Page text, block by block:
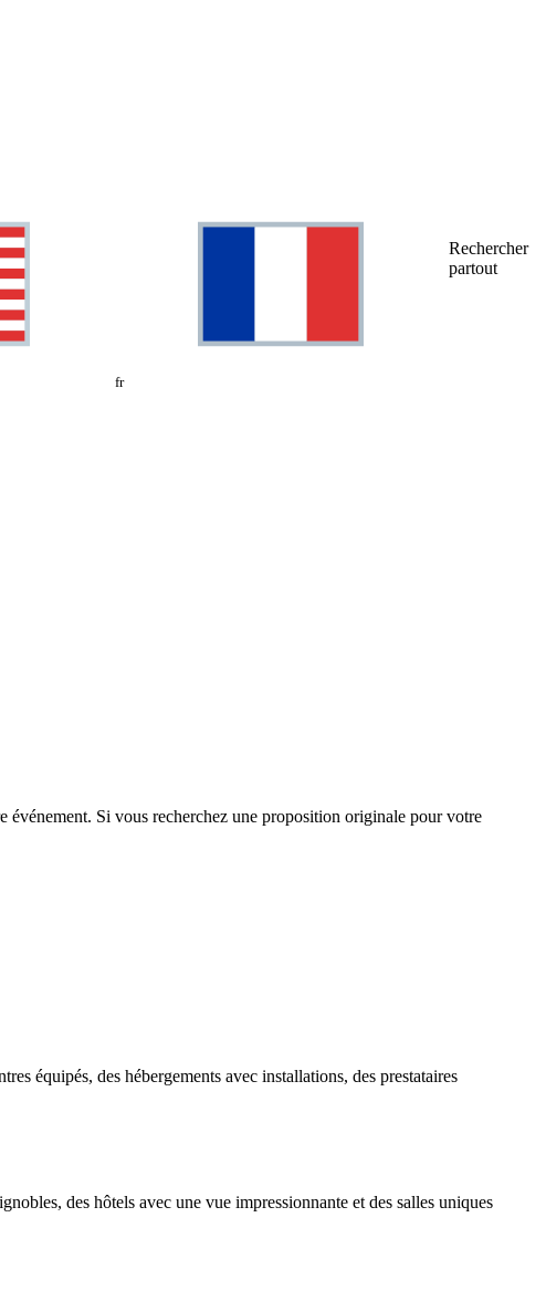
fr
Rechercher
partout
Si vous recherchez une proposition originale pour votre
équipés, des hébergements avec installations, des prestataires
des hôtels avec une vue impressionnante et des salles uniques